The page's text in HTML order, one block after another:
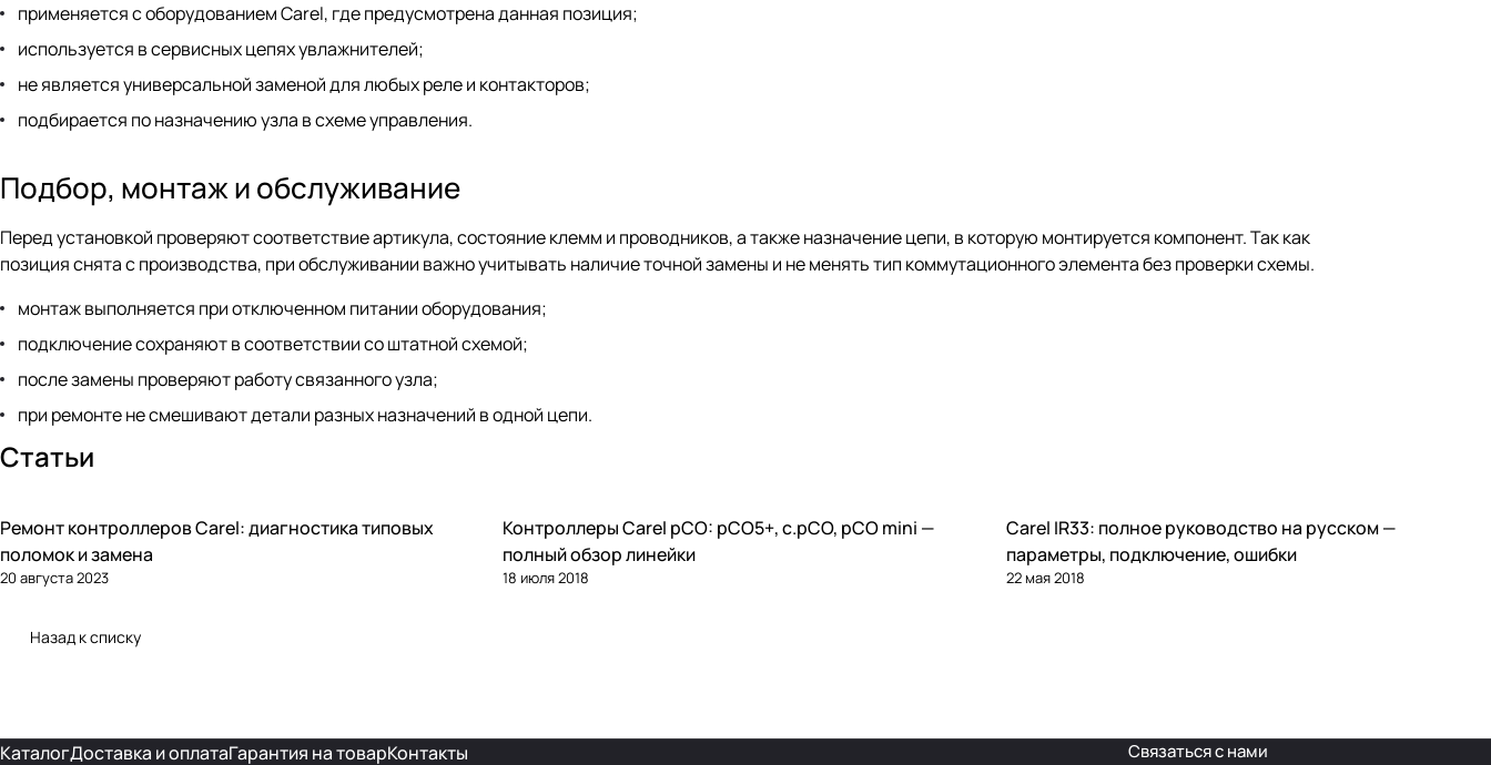
применяется с оборудованием Carel, где предусмотрена данная позиция;
используется в сервисных цепях увлажнителей;
не является универсальной заменой для любых реле и контакторов;
подбирается по назначению узла в схеме управления.
Подбор, монтаж и обслуживание
Перед установкой проверяют соответствие артикула, состояние клемм и проводников, а также назначение цепи, в которую монтируется компонент. Так как
позиция снята с производства, при обслуживании важно учитывать наличие точной замены и не менять тип коммутационного элемента без проверки схемы.
монтаж выполняется при отключенном питании оборудования;
подключение сохраняют в соответствии со штатной схемой;
после замены проверяют работу связанного узла;
при ремонте не смешивают детали разных назначений в одной цепи.
Статьи
Автоматика и контроллеры
Ремонт контроллеров Carel: диагностика типовых
поломок и замена
20 августа 2023
Автоматика и контроллеры
Контроллеры Carel pCO: pCO5+, c.pCO, pCO mini —
полный обзор линейки
18 июля 2018
Автоматика и контроллеры
Carel IR33: полное руководство на русском —
параметры, подключение, ошибки
22 мая 2018
Назад к списку
КаталогДоставка и оплатаГарантия на товарКонтакты Связаться с нами